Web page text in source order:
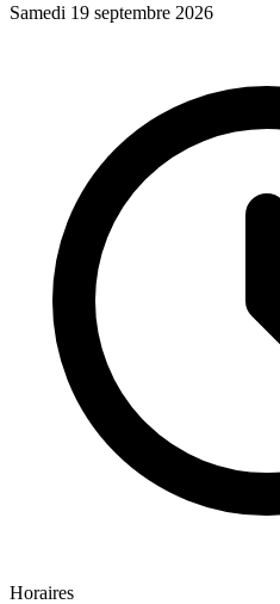
Samedi 19 septembre 2026
Horaires